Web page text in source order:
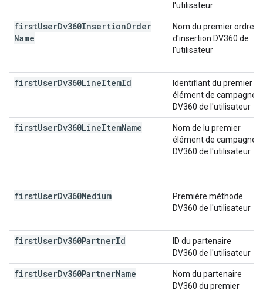
l'utilisateur
firstUserDv360InsertionOrder
Name
Nom du premier ordre
d'insertion DV360 de
l'utilisateur
firstUserDv360LineItemId
Identifiant du premier
élément de campagne
DV360 de l'utilisateur
firstUserDv360LineItemName
Nom de lu premier
élément de campagne
DV360 de l'utilisateur
firstUserDv360Medium
Première méthode
DV360 de l'utilisateur
firstUserDv360PartnerId
ID du partenaire
DV360 de l'utilisateur
firstUserDv360PartnerName
Nom du partenaire
DV360 du premier